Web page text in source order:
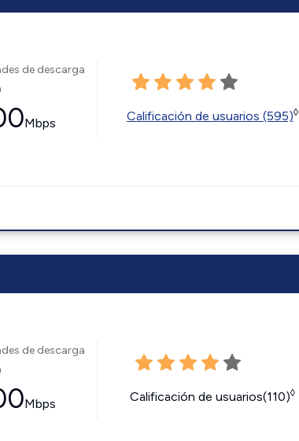
de descarga
Mbps Calificación de usuarios (595)◊
de descarga
Mbps Calificación de usuarios(110)◊